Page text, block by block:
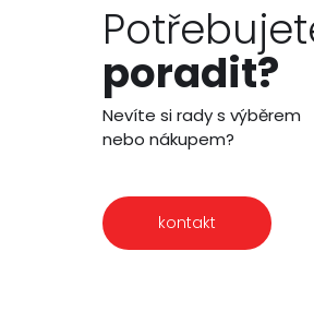
poradit?
Nevíte si rady s výběrem
nebo nákupem?
kontakt